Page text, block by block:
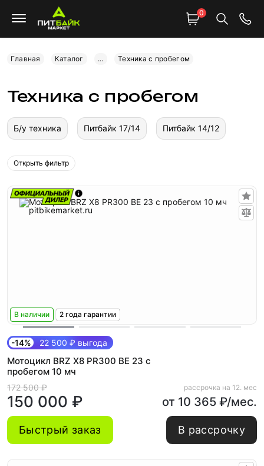
0
Главная Каталог ... Техника с пробегом
Техника с пробегом
Б/у техника Питбайк 17/14 Питбайк 14/12
Открыть фильтр
В наличии 2 года гарантии
-14% 22 500 ₽ выгода
Мотоцикл BRZ X8 PR300 BE 23 с
пробегом 10 мч
172 500 ₽
150 000 ₽
рассрочка на 12. мес
от 10 365 ₽/мес.
Быстрый заказ В рассрочку